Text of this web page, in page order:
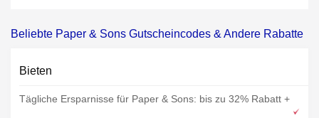
Beliebte Paper & Sons Gutscheincodes & Andere Rabatte
Bieten
Tägliche Ersparnisse für Paper & Sons: bis zu 32% Rabatt +